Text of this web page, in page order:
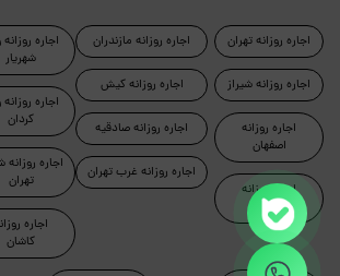
اجاره روزانه تهران
اجاره روزانه شیراز
اجاره روزانه
اصفهان
اجاره روزانه
رامسر
اجاره روزانه مازندران
اجاره روزانه کیش
اجاره روزانه صادقیه
اجاره روزانه غرب تهران
اجاره روزانه
شهریار
اجاره روزانه
کردان
اجاره
تهران
اجاره
کاشان